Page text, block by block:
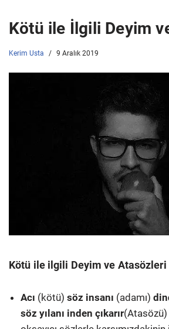
Kötü ile İlgili Deyim
Kerim Usta 9 Aralık 2019
Kötü ile ilgili Deyim ve Atasözleri
Acı (kötü) söz insanı (adamı)
söz yılanı inden çıkarır(Atasözü)